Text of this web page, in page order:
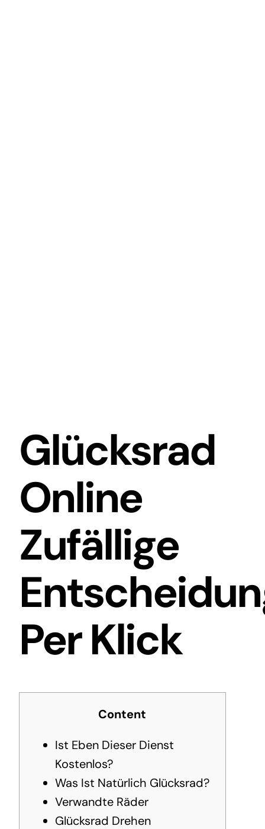
Glücksrad
Online
Zufällige
Per Klick
Content
Ist Eben Dieser Dienst
Kostenlos?
Was Ist Natürlich Glücksrad?
Verwandte Räder
Glücksrad Drehen